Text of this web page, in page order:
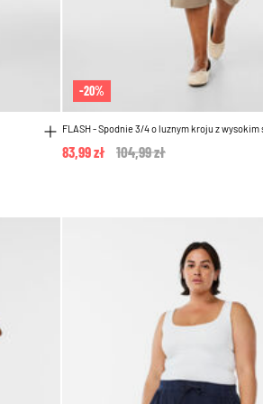
-20%
FLASH - Spodnie 3/4 o luznym kroju z wysokim
Price reduced from
104,99 zł
83,99 zł